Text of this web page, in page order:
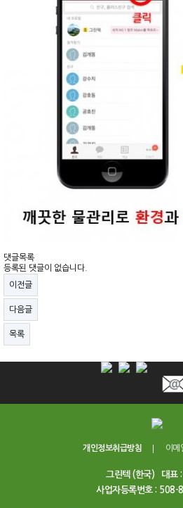
댓글목록
등록된 댓글이 없습니다.
이전글
다음글
목록
개인정보취급방침 이메
그린텍 (한국)
대표
사업자등록번호 : 508-